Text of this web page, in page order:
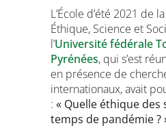
L’École d’été 2021 de
Éthique, Science et
l’Université fédérale
Pyrénées, qui s’est
en présence de
internationaux, avait
: « Quelle éthique des
temps de pandémie ?